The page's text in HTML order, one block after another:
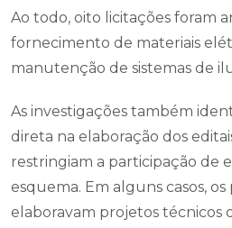
Ao todo, oito licitações foram
fornecimento de materiais
manutenção de sistemas de
As investigações também
direta na elaboração dos
restringiam a participação de
esquema. Em alguns casos,
elaboravam projetos técnicos